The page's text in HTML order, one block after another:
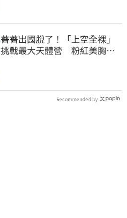
薔薔出國脫了！「上空全裸」
挑戰最大天體營 粉紅美胸被
Recommended by